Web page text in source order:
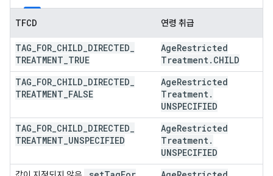
TFCD 연령 취급
TAG FOR CHILD DIRECTED
TREATMENT TRUE
AgeRestricted
Treatment. CHILD
TAG FOR CHILD DIRECTED
TREATMENT FALSE
AgeRestricted
Treatment.
UNSPECIFIED
TAG FOR CHILD DIRECTED
TREATMENT UNSPECIFIED
AgeRestricted
Treatment.
UNSPECIFIED